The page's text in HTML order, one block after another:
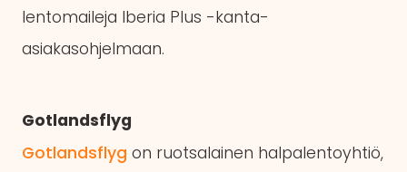
lentomaileja Iberia Plus -kanta-
asiakasohjelmaan.
Gotlandsflyg
Gotlandsflyg on ruotsalainen halpalentoyhtiö,